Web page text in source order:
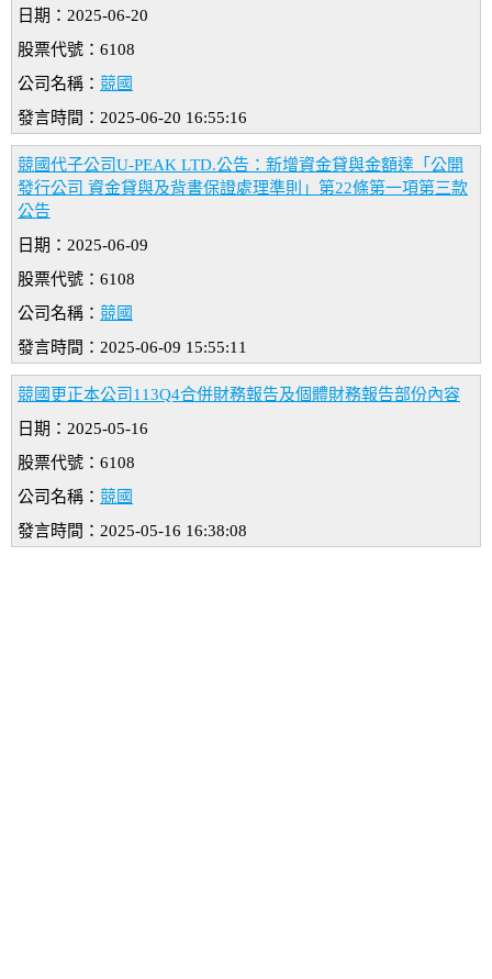
日期：2025-06-20
股票代號：6108
公司名稱： 競國
發言時間：2025-06-20 16:55:16
競國代子公司U-PEAK LTD.公告：新增資金貸與金額達「公開
發行公司 資金貸與及背書保證處理準則」第22條第一項第三款
公告
日期：2025-06-09
股票代號：6108
公司名稱： 競國
發言時間：2025-06-09 15:55:11
競國更正本公司113Q4合併財務報告及個體財務報告部份內容
日期：2025-05-16
股票代號：6108
公司名稱： 競國
發言時間：2025-05-16 16:38:08